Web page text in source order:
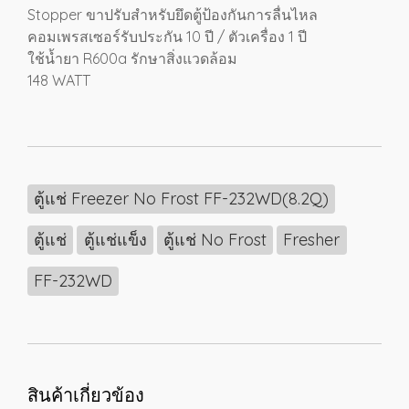
Stopper ขาปรับสำหรับยึดตู้ป้องกันการลื่นไหล
คอมเพรสเซอร์รับประกัน 10 ปี / ตัวเครื่อง 1 ปี
ใช้น้ำยา R600a รักษาสิ่งแวดล้อม
148 WATT
ตู้แช่ Freezer No Frost FF-232WD(8.2Q)
ตู้แช่
ตู้แช่แข็ง ตู้แช่ No Frost
Fresher
FF-232WD
สินค้าเกี่ยวข้อง